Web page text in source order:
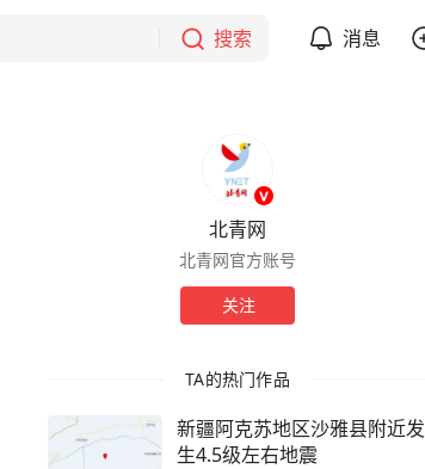
搜索 消息
北青网
北青网官方账号
关注
TA的热门作品
新疆阿克苏地区沙雅县附近发
生4.5级左右地震